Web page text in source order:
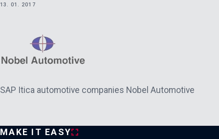
13. 01. 2017
SAP Itica automotive companies Nobel Automotive
MAKE IT EASY